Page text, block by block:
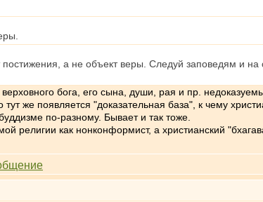
постижения, а не объект веры. Следуй заповедям и
бога, его сына, души, рая и пр.
же появляется "доказательная база", к чему
по-разному. Бывает и так тоже.
религии как нонконформист, а христианский